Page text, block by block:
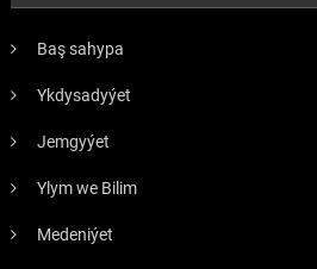
Baş sahypa
Ykdysadyýet
Jemgyýet
Ylym we Bilim
Medeniýet